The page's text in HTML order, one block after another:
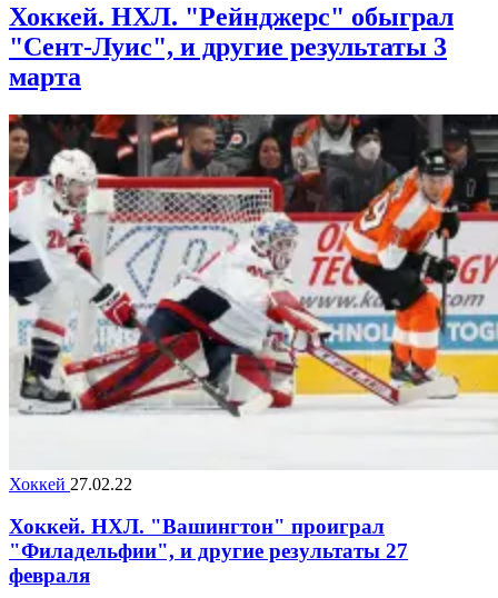
Хоккей. НХЛ. "Рейнджерс" обыграл
"Сент-Луис", и другие результаты 3
марта
Хоккей 27.02.22
Хоккей. НХЛ. "Вашингтон" проиграл
"Филадельфии", и другие результаты 27
февраля